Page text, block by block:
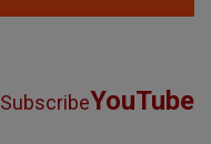
SubscribeYouTube